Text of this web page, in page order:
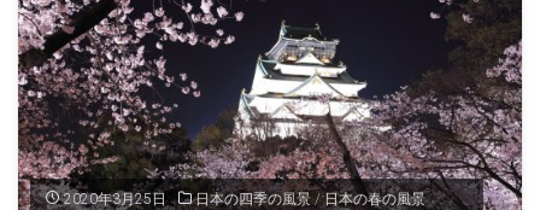
阪
の
風
景
2020年3月25日 日本の四季の風景 / 日本の春の風景